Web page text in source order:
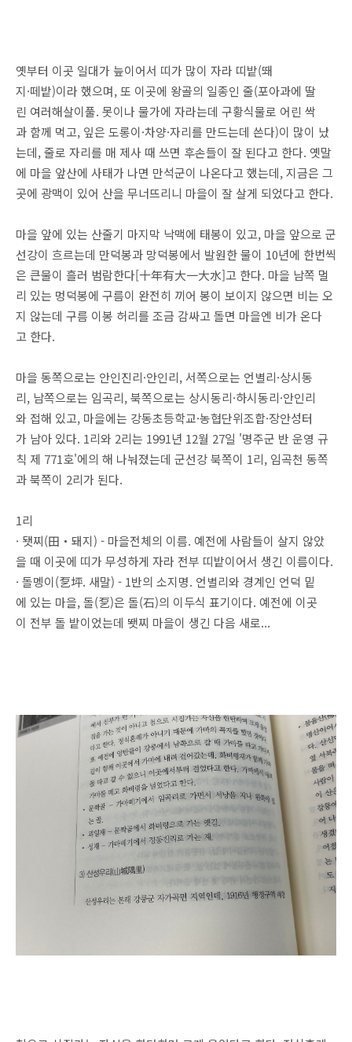
옛부터 이곳 일대가 늪이어서 띠가 많이 자라 띠밭(뙈
지·떼밭)이라 했으며, 또 이곳에 왕골의 일종인 줄(포아과에 딸
린 여러해살이풀. 못이나 물가에 자라는데 구황식물로 어린 싹
과 함께 먹고, 잎은 도롱이·차양·자리를 만드는데 쓴다)이 많이 났
는데, 줄로 자리를 매 제사 때 쓰면 후손들이 잘 된다고 한다. 옛말
에 마을 앞산에 사태가 나면 만석군이 나온다고 했는데, 지금은 그
곳에 광맥이 있어 산을 무너뜨리니 마을이 잘 살게 되었다고 한다.
마을 앞에 있는 산줄기 마지막 낙맥에 태봉이 있고, 마을 앞으로 군
선강이 흐르는데 만덕봉과 망덕봉에서 발원한 물이 10년에 한번씩
은 큰물이 흘러 범람한다[十年有大一大水]고 한다. 마을 남쪽 멀
리 있는 멍덕봉에 구름이 완전히 끼어 봉이 보이지 않으면 비는 오
지 않는데 구름 이봉 허리를 조금 감싸고 돌면 마을엔 비가 온다
고 한다.
마을 동쪽으로는 안인진리·안인리, 서쪽으로는 언별리·상시동
리, 남쪽으로는 임곡리, 북쪽으로는 상시동리·하시동리·안인리
와 접해 있고, 마을에는 강동초등학교·농협단위조합·장안성터
가 남아 있다. 1리와 2리는 1991년 12월 27일 '명주군 반 운영 규
칙 제 771호'에의 해 나눠졌는데 군선강 북쪽이 1리, 임곡천 동쪽
과 북쪽이 2리가 된다.
1리
· 됏찌(田・돼지) - 마을전체의 이름. 예전에 사람들이 살지 않았
을 때 이곳에 띠가 무성하게 자라 전부 띠밭이어서 생긴 이름이다.
· 돌멩이(乭坪. 새말) - 1반의 소지명. 언별리와 경계인 언덕 밑
에 있는 마을, 돌(乭)은 돌(石)의 이두식 표기이다. 예전에 이곳
이 전부 돌 밭이었는데 뙛찌 마을이 생긴 다음 새로...